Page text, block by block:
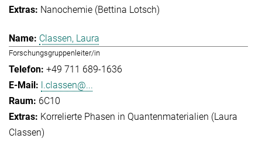
Nanochemie (Bettina Lotsch)
Classen, Laura
Forschungsgruppenleiter/in
+49 711 689-1636
l.classen@...
6C10
Korrelierte Phasen in Quantenmaterialien (Laura
Classen)